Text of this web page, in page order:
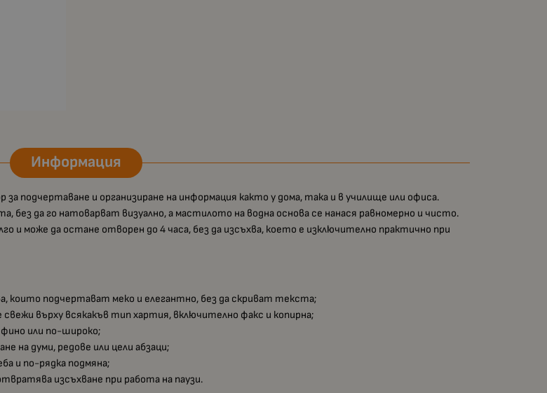
Информация
подчертаване и организиране на информация както у дома, така и в училище или офиса.
да го натоварват визуално, а мастилото на водна основа се нанася равномерно и чисто.
и може да остане отворен до 4 часа, без да изсъхва, което е изключително практично при
които подчертават меко и елегантно, без да скриват текста;
върху всякакъв тип хартия, включително факс и копирна;
или по-широко;
на думи, редове или цели абзаци;
и по-рядка подмяна;
изсъхване при работа на паузи.